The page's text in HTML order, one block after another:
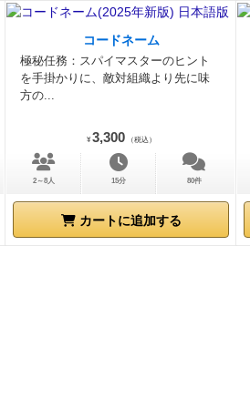
コードネーム
極秘任務：スパイマスターのヒント
を手掛かりに、敵対組織より先に味
方の...
¥ 3,300 （税込）
2～8人 15分 80件
カートに追加する